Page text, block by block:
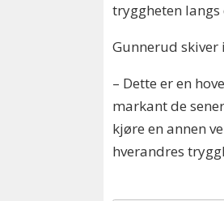
tryggheten langs
Gunnerud
– Dette er en
markant de
kjøre en annen
hverandres